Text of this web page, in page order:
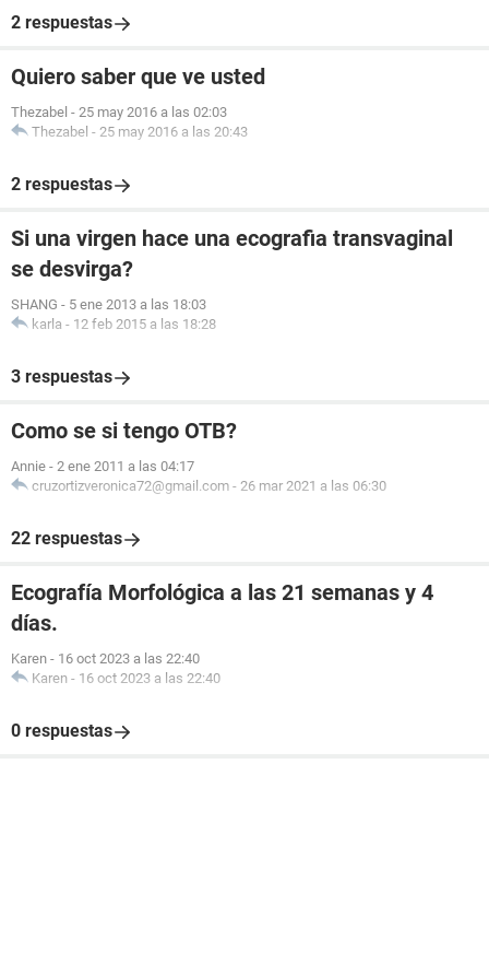
2 respuestas
Quiero saber que ve usted
Thezabel - 25 may 2016 a las 02:03
Thezabel - 25 may 2016 a las 20:43
2 respuestas
Si una virgen hace una ecografia transvaginal
se desvirga?
SHANG - 5 ene 2013 a las 18:03
karla - 12 feb 2015 a las 18:28
3 respuestas
Como se si tengo OTB?
Annie - 2 ene 2011 a las 04:17
cruzortizveronica72@gmail.com - 26 mar 2021 a las 06:30
22 respuestas
Ecografía Morfológica a las 21 semanas y 4
días.
Karen - 16 oct 2023 a las 22:40
Karen - 16 oct 2023 a las 22:40
0 respuestas